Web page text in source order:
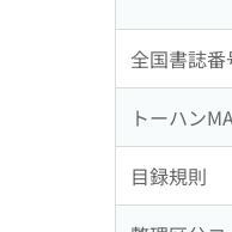
全国書誌番
トーハン
目録規則